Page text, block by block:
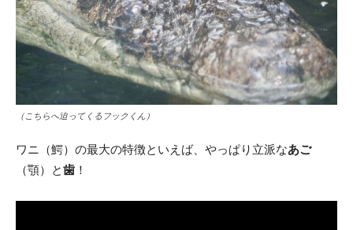
（こちらへ迫ってくるフックくん）
ワニ（鰐）の最大の特徴といえば、やっぱり立派なあご
（顎）と歯 ！